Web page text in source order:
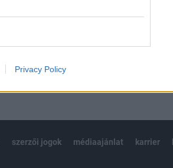
Privacy Policy
szerzői jogok médiaajánlat karrier